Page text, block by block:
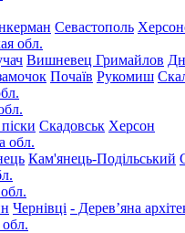
Севастополь
обл.
Вишневец Гримайлов
Почаїв Рукомиш
Скадовськ Херсон
обл.
Кам'янець-Подільський
Чернівці - Дерев’яна
обл.